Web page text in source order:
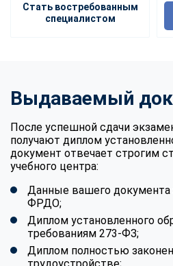
Стать востребованным
специалистом
Выдаваемый
После успешной сдачи
получают диплом
документ отвечает строгим
учебного центра:
Данные вашего документа
ФРДО;
Диплом установленного
требованиям 273-ФЗ;
Диплом полностью